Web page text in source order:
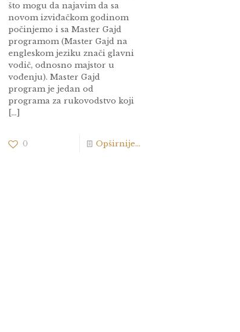
što mogu da najavim da sa
novom izviđačkom godinom
počinjemo i sa Master Gajd
programom (Master Gajd na
engleskom jeziku znači glavni
vodič, odnosno majstor u
vođenju). Master Gajd
program je jedan od
programa za rukovodstvo koji
[…]
0 Opširnije...